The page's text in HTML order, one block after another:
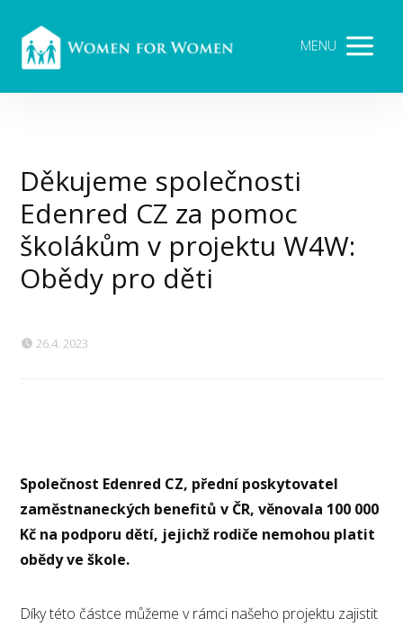
MENU
Děkujeme společnosti
Edenred CZ za pomoc
školákům v projektu W4W:
Obědy pro děti
26.4. 2023
Společnost Edenred CZ, přední poskytovatel
zaměstnaneckých benefitů v ČR, věnovala 100 000
Kč na podporu dětí, jejichž rodiče nemohou platit
obědy ve škole.
Díky této částce můžeme v rámci našeho projektu zajistit